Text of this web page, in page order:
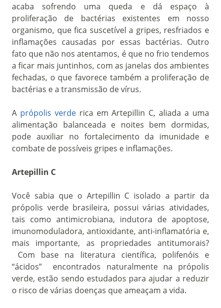
acaba sofrendo uma queda e dá espaço à
proliferação de bactérias existentes em nosso
organismo, que fica suscetível a gripes, resfriados e
inflamações causadas por essas bactérias. Outro
fato que não nos atentamos, é que no frio tendemos
a ficar mais juntinhos, com as janelas dos ambientes
fechadas, o que favorece também a proliferação de
bactérias e a transmissão de vírus.
A própolis verderica em Artepillin C, aliada a uma
alimentação balanceada e noites bem dormidas,
pode auxiliar no fortalecimento da imunidade e
combate de possíveis gripes e inflamações.
Artepillin C
Você sabia que o Artepillin C isolado a partir da
própolis verde brasileira, possui várias atividades,
tais como antimicrobiana, indutora de apoptose,
imunomoduladora, antioxidante, anti-inflamatória e,
mais importante, as propriedades antitumorais?
Com base na literatura científica, polifenóis e
“ácidos” encontrados naturalmente na própolis
verde, estão sendo estudados para ajudar a reduzir
o risco de várias doenças que ameaçam a vida.